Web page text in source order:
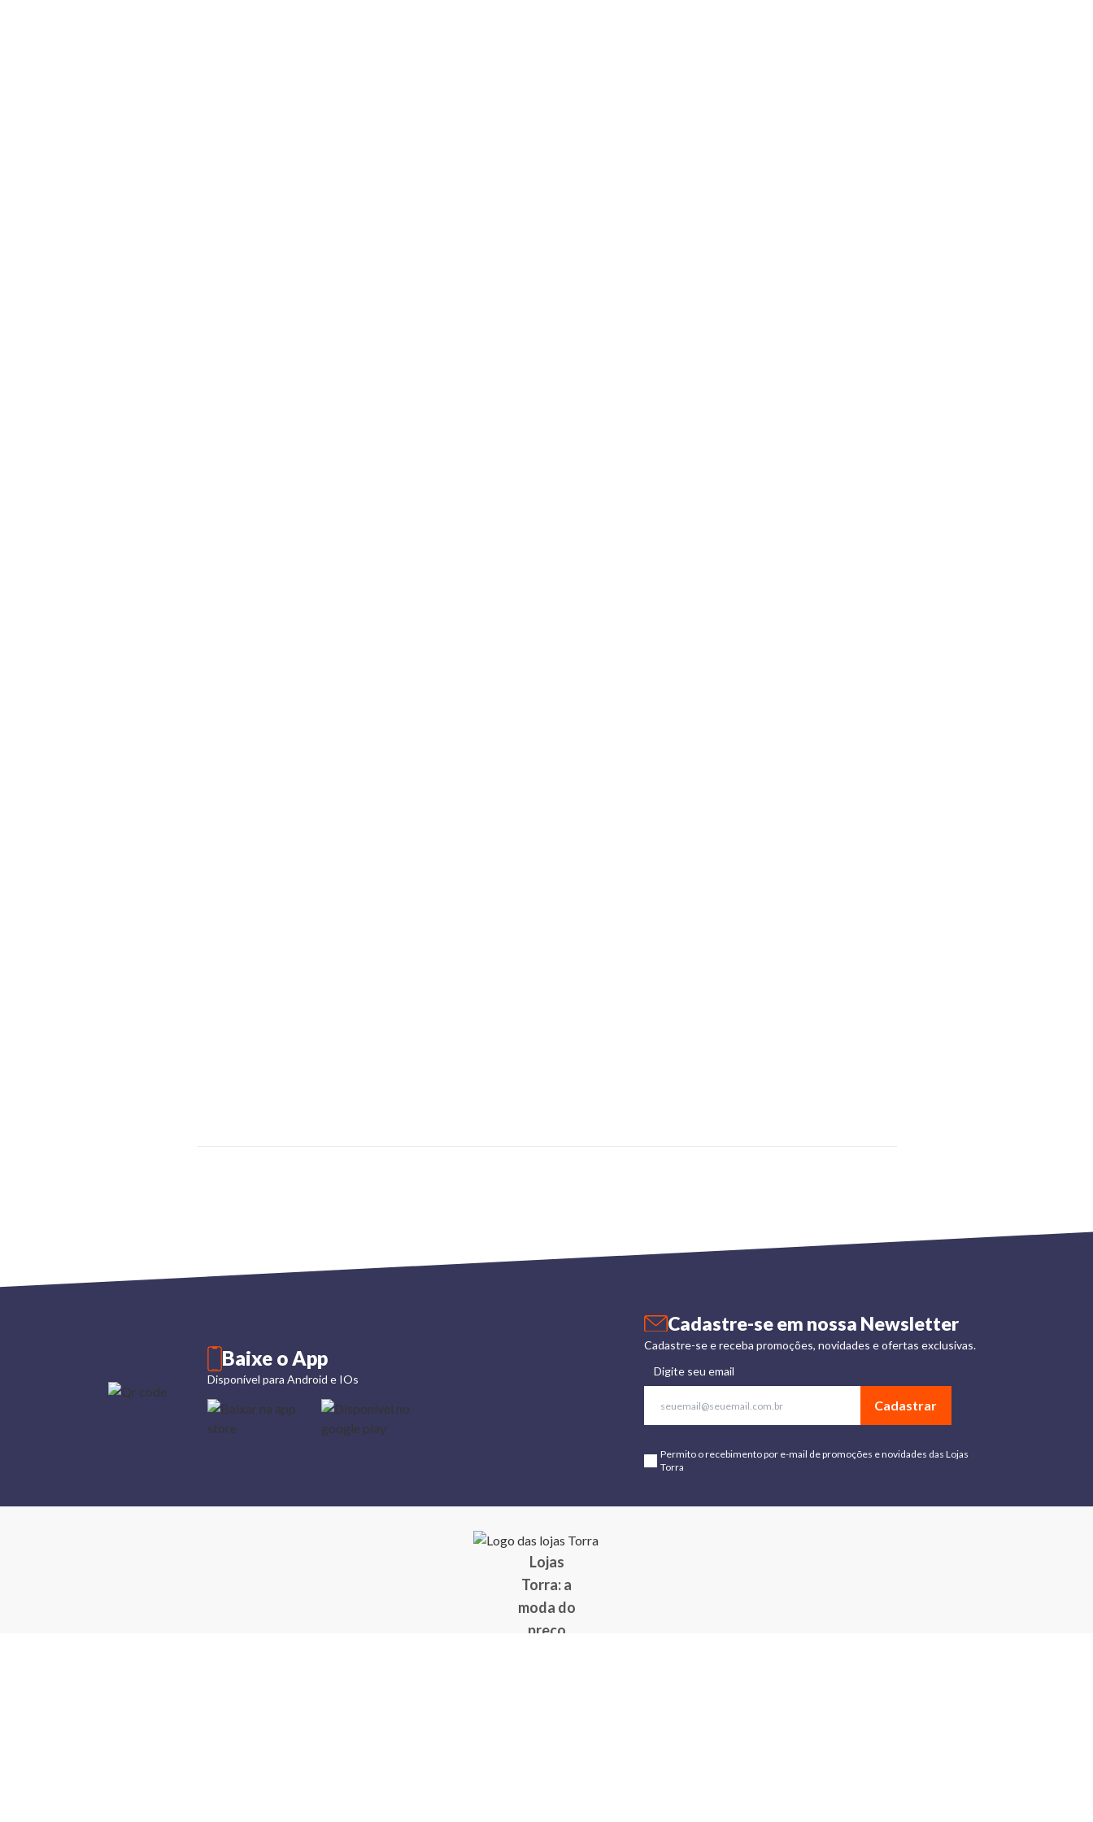
Cadastre-se em nossa Newsletter
Cadastre-se e receba promoções, novidades e ofertas exclusivas.
Digite seu email
Cadastrar
Permito o recebimento por e-mail de promoções e novidades das Lojas
Torra
Baixe o App
Disponível para Android e IOs
Lojas
Torra: a
moda do
preço